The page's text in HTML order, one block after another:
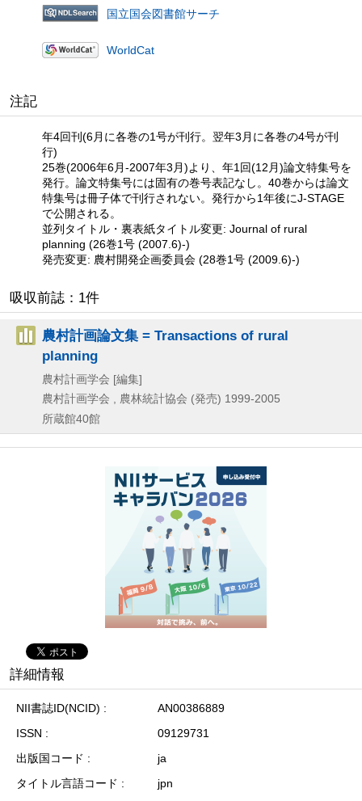
国立国会図書館サーチ
WorldCat
注記
年4回刊(6月に各巻の1号が刊行。翌年3月に各巻の4号が刊
行)
25巻(2006年6月-2007年3月)より、年1回(12月)論文特集号を
発行。論文特集号には固有の巻号表記なし。40巻からは論文
特集号は冊子体で刊行されない。発行から1年後にJ-STAGE
で公開される。
並列タイトル・裏表紙タイトル変更: Journal of rural
planning (26巻1号 (2007.6)-)
発売変更: 農村開発企画委員会 (28巻1号 (2009.6)-)
吸収前誌：1件
農村計画論文集 = Transactions of rural
planning
農村計画学会 [編集]
農村計画学会 , 農林統計協会 (発売) 1999-2005
所蔵館40館
詳細情報
NII書誌ID(NCID)
AN00386889
ISSN
09129731
出版国コード
ja
タイトル言語コード
jpn